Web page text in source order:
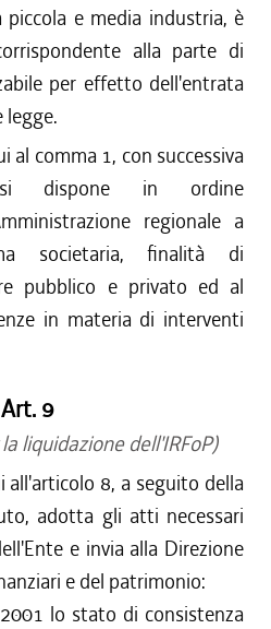
piccola e media industria, è
alla parte di
per effetto dell'entrata
legge.
al comma 1, con successiva
dispone in ordine
regionale a
societaria, finalità di
pubblico e privato ed al
in materia di interventi
Art. 9
liquidazione dell'IRFoP)
all'articolo 8, a seguito della
adotta gli atti necessari
e invia alla Direzione
e del patrimonio:
lo stato di consistenza